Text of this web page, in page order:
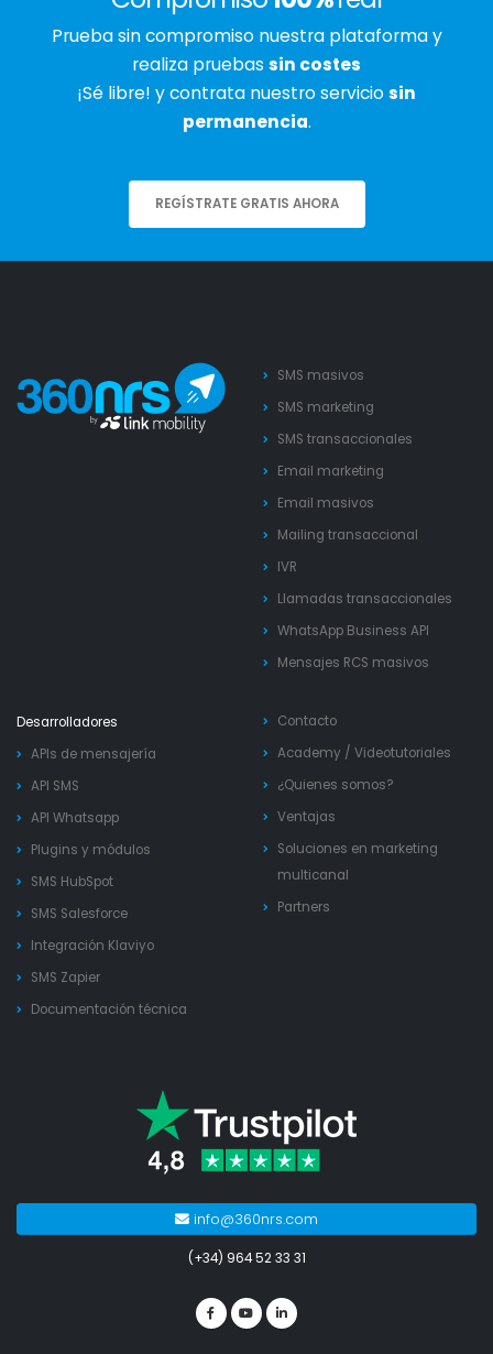
Prueba sin compromiso nuestra plataforma y
realiza pruebas sin costes
¡Sé libre! y contrata nuestro serviciosin
permanencia.
REGÍSTRATE GRATIS AHORA
SMS masivos
SMS marketing
SMS transaccionales
Email marketing
Email masivos
Mailing transaccional
IVR
Llamadas transaccionales
WhatsApp Business API
Mensajes RCS masivos
Desarrolladores
APIs de mensajería
API SMS
API Whatsapp
Plugins y módulos
SMS HubSpot
SMS Salesforce
Integración Klaviyo
SMS Zapier
Documentación técnica
Contacto
Academy / Videotutoriales
¿Quienes somos?
Ventajas
Soluciones en marketing
multicanal
Partners
info@360nrs.com
(+34) 964 52 33 31